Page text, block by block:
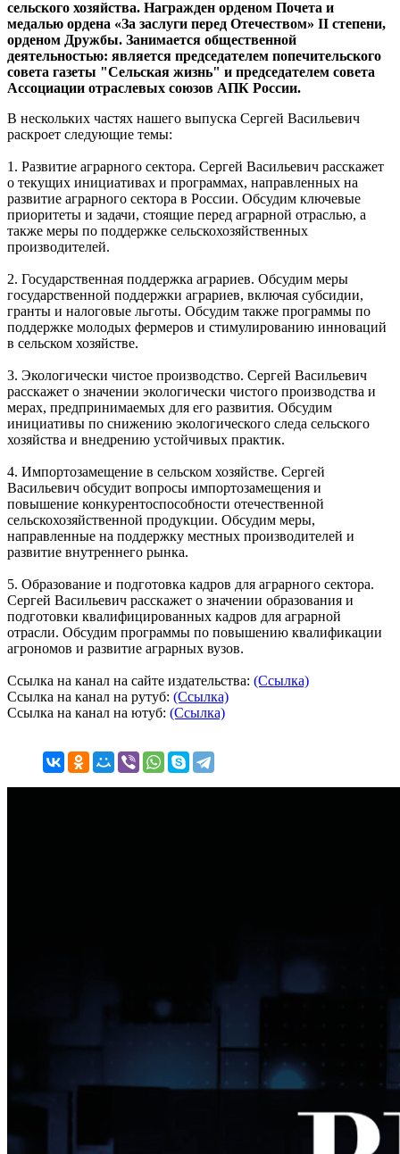
сельского хозяйства. Награжден орденом Почета и
медалью ордена «За заслуги перед Отечеством» II степени,
орденом Дружбы. Занимается общественной
деятельностью: является председателем попечительского
совета газеты "Сельская жизнь" и председателем совета
Ассоциации отраслевых союзов АПК России.
В нескольких частях нашего выпуска Сергей Васильевич
раскроет следующие темы:
1. Развитие аграрного сектора. Сергей Васильевич расскажет
о текущих инициативах и программах, направленных на
развитие аграрного сектора в России. Обсудим ключевые
приоритеты и задачи, стоящие перед аграрной отраслью, а
также меры по поддержке сельскохозяйственных
производителей.
2. Государственная поддержка аграриев. Обсудим меры
государственной поддержки аграриев, включая субсидии,
гранты и налоговые льготы. Обсудим также программы по
поддержке молодых фермеров и стимулированию инноваций
в сельском хозяйстве.
3. Экологически чистое производство. Сергей Васильевич
расскажет о значении экологически чистого производства и
мерах, предпринимаемых для его развития. Обсудим
инициативы по снижению экологического следа сельского
хозяйства и внедрению устойчивых практик.
4. Импортозамещение в сельском хозяйстве. Сергей
Васильевич обсудит вопросы импортозамещения и
повышение конкурентоспособности отечественной
сельскохозяйственной продукции. Обсудим меры,
направленные на поддержку местных производителей и
развитие внутреннего рынка.
5. Образование и подготовка кадров для аграрного сектора.
Сергей Васильевич расскажет о значении образования и
подготовки квалифицированных кадров для аграрной
отрасли. Обсудим программы по повышению квалификации
агрономов и развитие аграрных вузов.
Ссылка на канал на сайте издательства: (Ссылка)
Ссылка на канал на рутуб: (Ссылка)
Ссылка на канал на ютуб: (Ссылка)